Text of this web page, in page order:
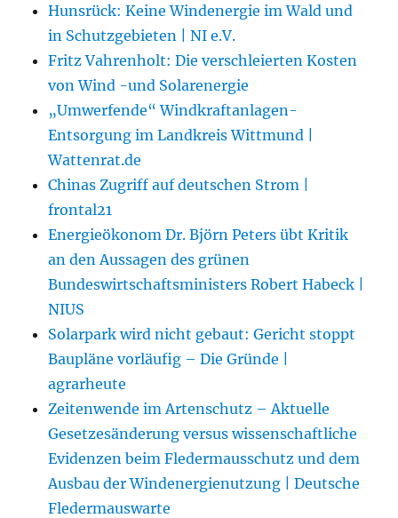
Hunsrück: Keine Windenergie im Wald und
in Schutzgebieten | NI e.V.
Fritz Vahrenholt: Die verschleierten Kosten
von Wind -und Solarenergie
„Umwerfende“ Windkraftanlagen-
Entsorgung im Landkreis Wittmund |
Wattenrat.de
Chinas Zugriff auf deutschen Strom |
frontal21
Energieökonom Dr. Björn Peters übt Kritik
an den Aussagen des grünen
Bundeswirtschaftsministers Robert Habeck |
NIUS
Solarpark wird nicht gebaut: Gericht stoppt
Baupläne vorläufig – Die Gründe |
agrarheute
Zeitenwende im Artenschutz – Aktuelle
Gesetzesänderung versus wissenschaftliche
Evidenzen beim Fledermausschutz und dem
Ausbau der Windenergienutzung | Deutsche
Fledermauswarte